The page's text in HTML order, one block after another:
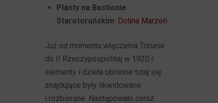
Planty na Bastionie
Starotoruńskim: Dolina Marzeń
Już od momentu włączenia Torunia
do II Rzeczypospolitej w 1920 r.
elementy i dzieła obronne tutaj się
znajdujące były likwidowane
i rozbierane. Następowało coraz